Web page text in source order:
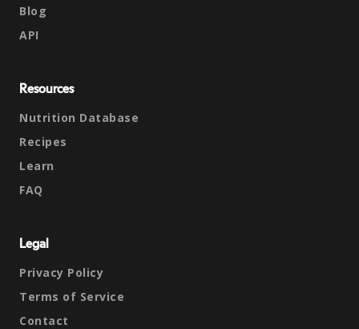
Blog
API
Resources
Nutrition Database
Recipes
Learn
FAQ
Legal
Privacy Policy
Terms of Service
Contact